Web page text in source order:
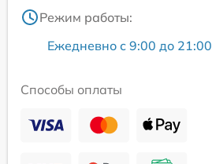
Режим работы:
Ежедневно с 9:00 до 21:00
Способы оплаты